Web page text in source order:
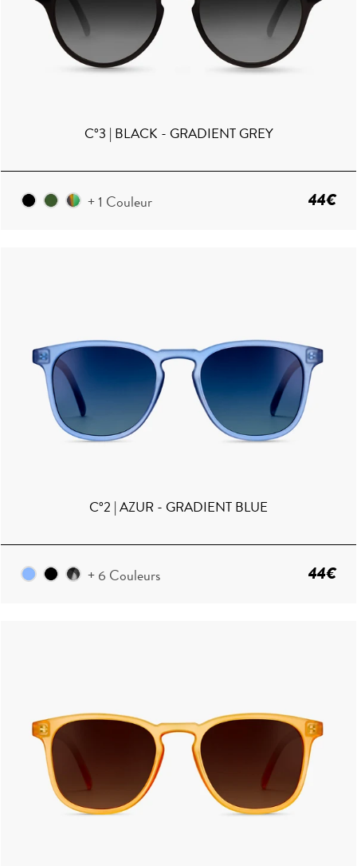
C°3 | BLACK - GRADIENT GREY
+ 1 Couleur 44€
C°2 | AZUR - GRADIENT BLUE
+ 6 Couleurs 44€